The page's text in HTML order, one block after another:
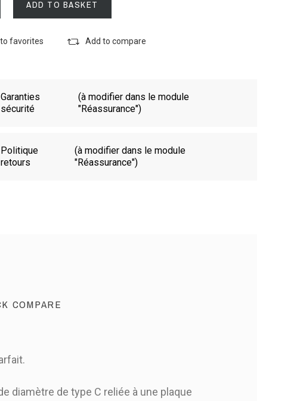
ADD TO BASKET
favorites Add to compare
Garanties
sécurité
(à modifier dans le module
"Réassurance")
Politique
retours
(à modifier dans le module
"Réassurance")
COMPARE
diamètre de type C reliée à une plaque